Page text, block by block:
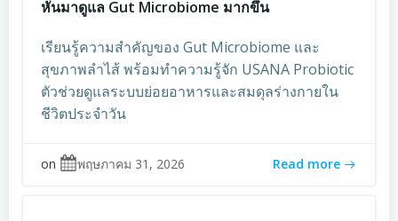
หันมาดูแล Gut Microbiome มากขึ้น
เรียนรู้ความสำคัญของ Gut Microbiome และ
สุขภาพลำไส้ พร้อมทำความรู้จัก USANA Probiotic
ตัวช่วยดูแลระบบย่อยอาหารและสมดุลร่างกายใน
ชีวิตประจำวัน
on พฤษภาคม 31, 2026 Read more